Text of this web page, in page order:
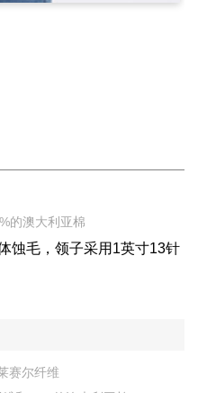
的澳大利亚棉
蚀毛，领子采用1英寸13针
赛尔纤维